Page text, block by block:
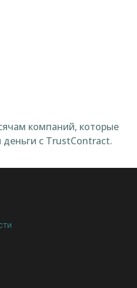
компаний, которые
с TrustContract.